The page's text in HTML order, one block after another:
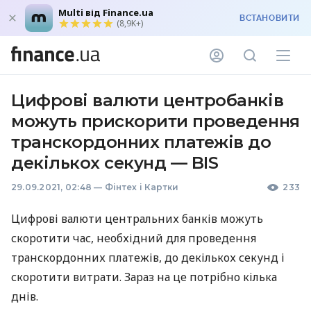
Multi від Finance.ua
(8,9K+) ВСТАНОВИТИ
Цифрові валюти центробанків
можуть прискорити проведення
транскордонних платежів до
декількох секунд — BIS
29.09.2021, 02:48 — Фінтех і Картки 233
Цифрові валюти центральних банків можуть
скоротити час, необхідний для проведення
транскордонних платежів, до декількох секунд і
скоротити витрати. Зараз на це потрібно кілька
днів.